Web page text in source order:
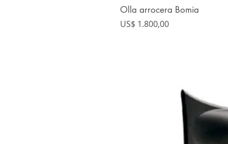
Olla arrocera Bomia
Precio
US$ 1.800,00